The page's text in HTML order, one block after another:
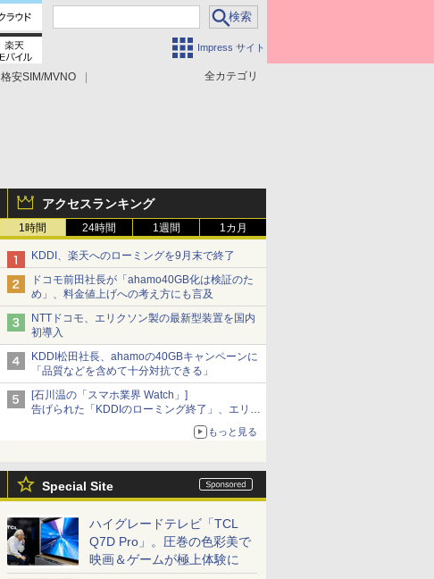
Impress サイト
全カテゴリ
格安SIM/MVNO
アクセスランキング
1時間 24時間 1週間 1カ月
KDDI、楽天へのローミングを9月末で終了
ドコモ前田社長が「ahamo40GB化は検証のた
め」、料金値上げへの考え方にも言及
NTTドコモ、エリクソン製の最新型装置を国内
初導入
KDDI松田社長、ahamoの40GBキャンペーンに
「品質などを含めて十分対抗できる」
[石川温の「スマホ業界 Watch」]
告げられた「KDDIのローミング終了」、エリア
マップの落とし穴と楽天モバイルの課題
もっと見る
Special Site
ハイグレードテレビ「TCL
Q7D Pro」。圧巻の色彩美で
映画＆ゲームが極上体験に